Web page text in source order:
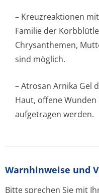
– Kreuzreaktionen
Familie der
Chrysanthemen,
sind möglich.
– Atrosan Arnika Gel
Haut, offene
aufgetragen werden.
Warnhinweise und
Bitte sprechen Sie mit